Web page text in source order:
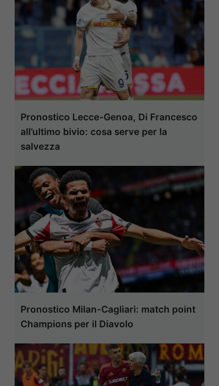
Pronostico Lecce-Genoa, Di Francesco
all’ultimo bivio: cosa serve per la
salvezza
Pronostico Milan-Cagliari: match point
Champions per il Diavolo